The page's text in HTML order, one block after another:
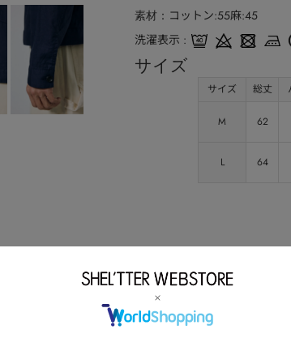
素材
コットン:55麻:45
洗濯表示
サイズ
サイズ 総丈
M 62
L 64